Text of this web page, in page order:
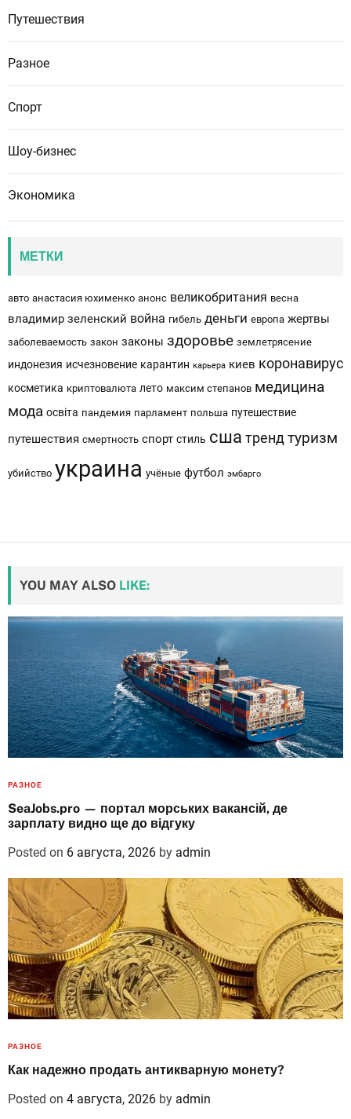
Путешествия
Разное
Спорт
Шоу-бизнес
Экономика
МЕТКИ
авто анастасия юхименко анонс великобритания весна
владимир зеленский война гибель деньги европа жертвы
заболеваемость закон законы здоровье землетрясение
индонезия исчезновение карантин карьера киев коронавирус
косметика криптовалюта лето максим степанов медицина
мода освіта пандемия парламент польша путешествие
путешествия смертность спорт стиль сша тренд туризм
убийство украина учёные футбол эмбарго
YOU MAY ALSO LIKE:
РАЗНОЕ
SeaJobs.pro — портал морських вакансій, де
зарплату видно ще до відгуку
Posted on 6 августа, 2026 by admin
РАЗНОЕ
Как надежно продать антикварную монету?
Posted on 4 августа, 2026 by admin